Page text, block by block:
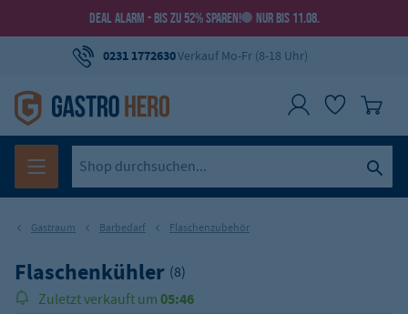
DEAL ALARM - BIS ZU 52% SPAREN! NUR BIS 11.08.
0231 1772630Verkauf Mo-Fr (8-18 Uhr)
Gastraum Barbedarf Flaschenzubehör
Flaschenkühler (8)
Zuletzt verkauft um 05:46